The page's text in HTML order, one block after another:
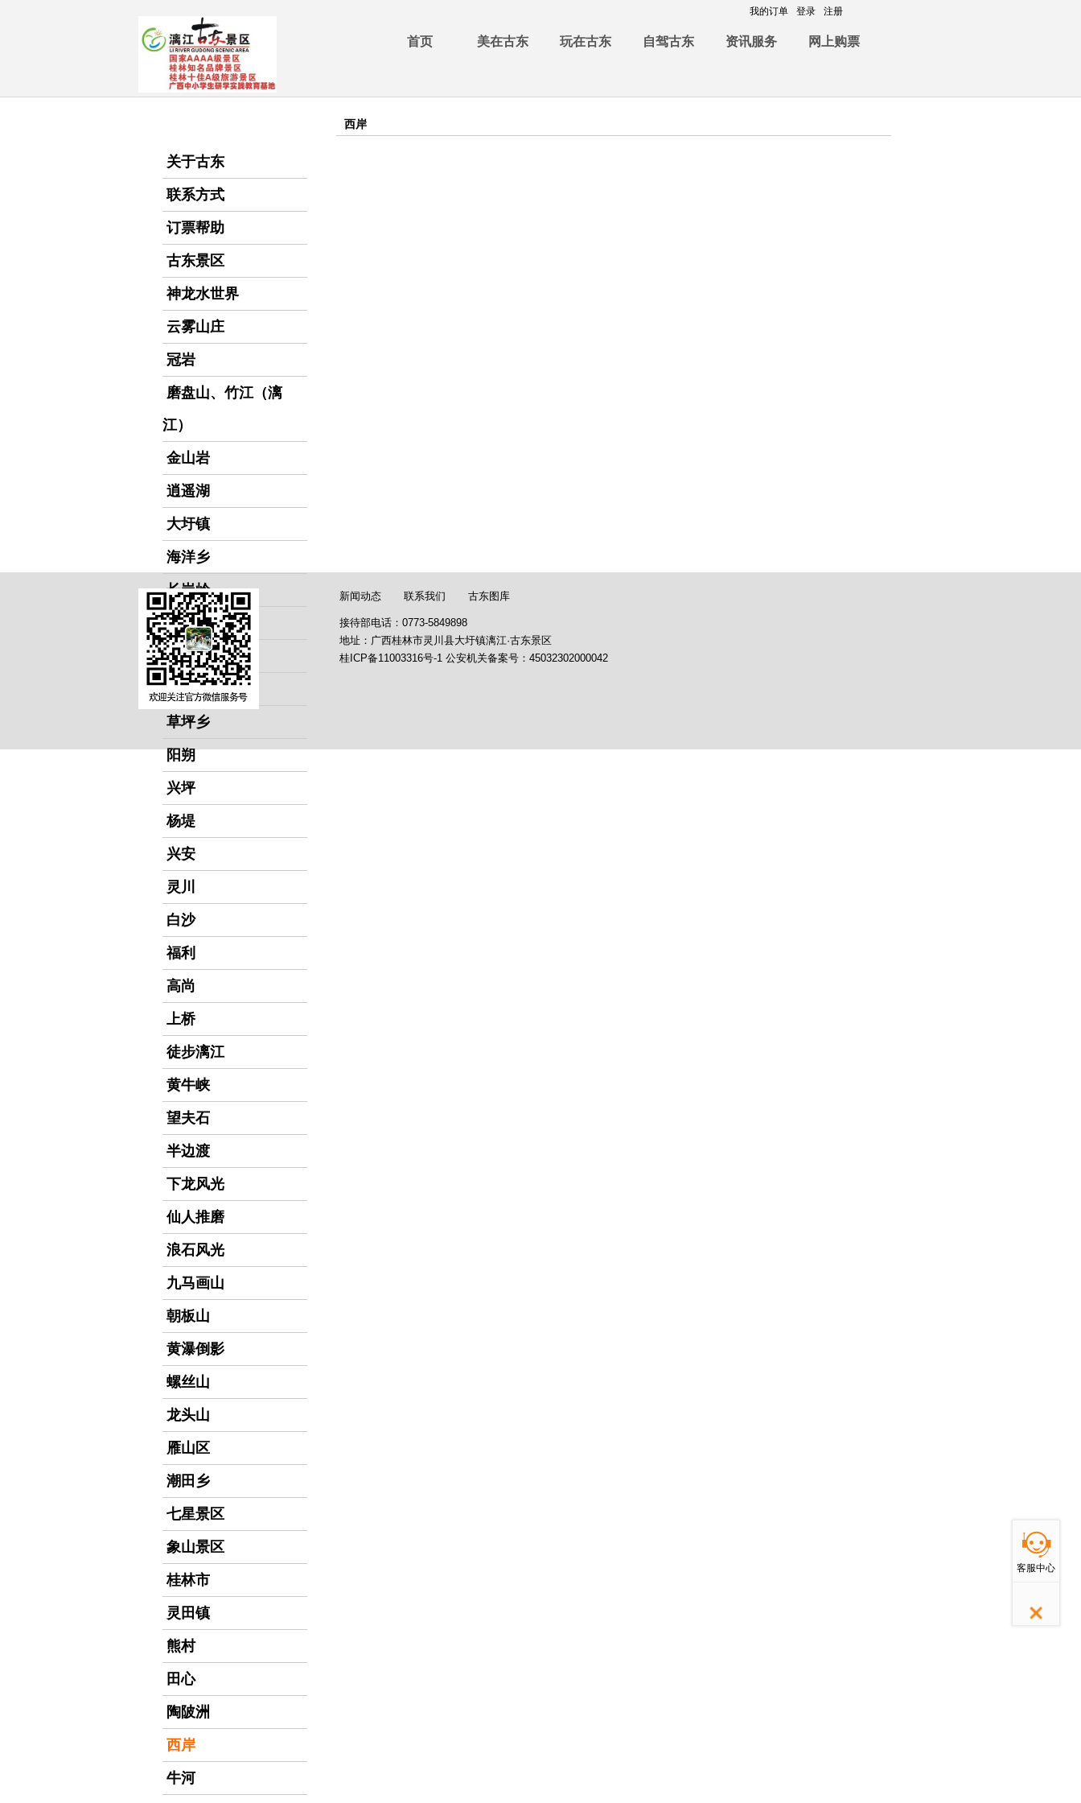
我的订单 登录 注册
首页 美在古东 玩在古东 自驾古东 资讯服务 网上购票
关于古东
联系方式
订票帮助
古东景区
神龙水世界
云雾山庄
冠岩
磨盘山、竹江（漓
江）
金山岩
逍遥湖
大圩镇
海洋乡
长岗岭
花江
马河
潮田河
草坪乡
阳朔
兴坪
杨堤
兴安
灵川
白沙
福利
高尚
上桥
徒步漓江
黄牛峡
望夫石
半边渡
下龙风光
仙人推磨
浪石风光
九马画山
朝板山
黄瀑倒影
螺丝山
龙头山
雁山区
潮田乡
七星景区
象山景区
桂林市
灵田镇
熊村
田心
陶陂洲
西岸
牛河
西岸
新闻动态 联系我们 古东图库
接待部电话：0773-5849898
地址：广西桂林市灵川县大圩镇漓江·古东景区
桂ICP备11003316号-1 公安机关备案号： 45032302000042
客服中心